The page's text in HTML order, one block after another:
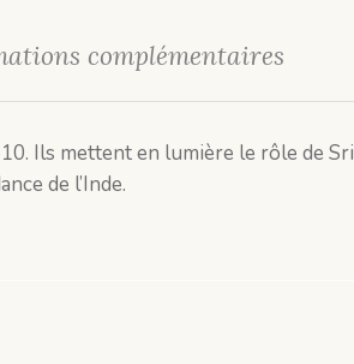
complémentaires
Ils mettent en lumière le rôle de Sri
de l’Inde.